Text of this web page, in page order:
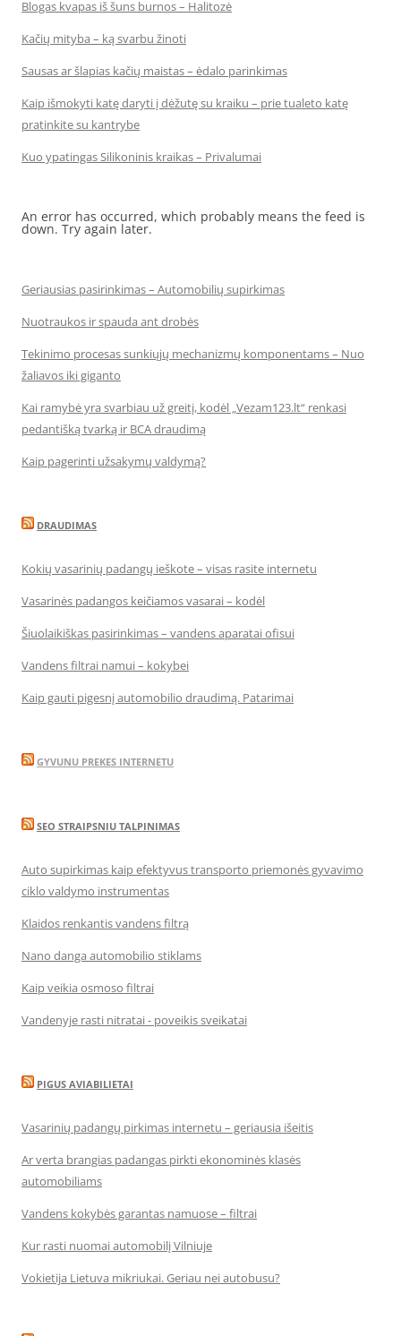
Blogas kvapas iš šuns burnos – Halitozė
Kačių mityba – ką svarbu žinoti
Sausas ar šlapias kačių maistas – ėdalo parinkimas
Kaip išmokyti katę daryti į dėžutę su kraiku – prie tualeto katę
pratinkite su kantrybe
Kuo ypatingas Silikoninis kraikas – Privalumai
An error has occurred, which probably means the feed is
down. Try again later.
Geriausias pasirinkimas – Automobilių supirkimas
Nuotraukos ir spauda ant drobės
Tekinimo procesas sunkiųjų mechanizmų komponentams – Nuo
žaliavos iki giganto
Kai ramybė yra svarbiau už greitį, kodėl „Vezam123.lt“ renkasi
pedantišką tvarką ir BCA draudimą
Kaip pagerinti užsakymų valdymą?
DRAUDIMAS
Kokių vasarinių padangų ieškote – visas rasite internetu
Vasarinės padangos keičiamos vasarai – kodėl
Šiuolaikiškas pasirinkimas – vandens aparatai ofisui
Vandens filtrai namui – kokybei
Kaip gauti pigesnį automobilio draudimą. Patarimai
GYVUNU PREKES INTERNETU
SEO STRAIPSNIU TALPINIMAS
Auto supirkimas kaip efektyvus transporto priemonės gyvavimo
ciklo valdymo instrumentas
Klaidos renkantis vandens filtrą
Nano danga automobilio stiklams
Kaip veikia osmoso filtrai
Vandenyje rasti nitratai - poveikis sveikatai
PIGUS AVIABILIETAI
Vasarinių padangų pirkimas internetu – geriausia išeitis
Ar verta brangias padangas pirkti ekonominės klasės
automobiliams
Vandens kokybės garantas namuose – filtrai
Kur rasti nuomai automobilį Vilniuje
Vokietija Lietuva mikriukai. Geriau nei autobusu?